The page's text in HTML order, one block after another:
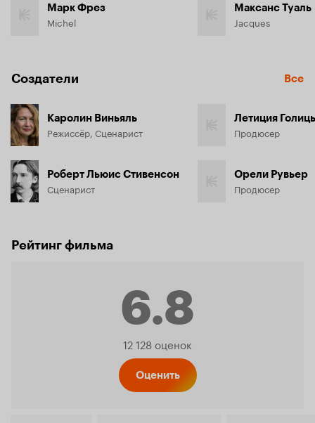
Марк Фрез
Michel
Максанс Туаль
Jacques
Создатели Все
Каролин Виньяль
Режиссёр, Сценарист
Роберт Льюис Стивенсон
Сценарист
Летиция
Продюсер
Орели Рувьер
Продюсер
Рейтинг фильма
6.8
Рейтинг
12 128 оценок
Оценить